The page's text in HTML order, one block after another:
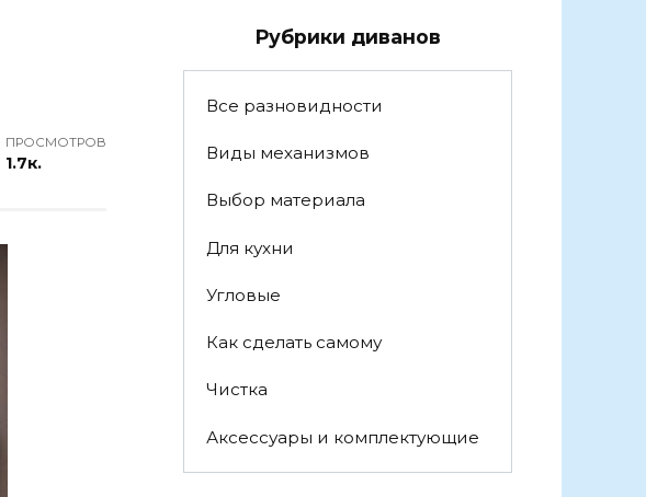
ПРОСМОТРОВ
1.7к.
Рубрики диванов
Все разновидности
Виды механизмов
Выбор материала
Для кухни
Угловые
Как сделать самому
Чистка
Аксессуары и комплектующие